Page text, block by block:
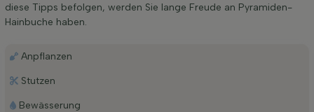
diese Tipps befolgen, werden Sie lange Freude an Pyramiden-
Hainbuche haben.
Anpflanzen
Stutzen
Bewässerung